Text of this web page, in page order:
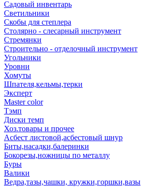
Садовый инвентарь
Светильники
Скобы для степлера
Столярно - слесарный инструмент
Стремянки
Строительно - отделочный инструмент
Угольники
Уровни
Хомуты
Шпателя,кельмы,терки
Эксперт
Master color
Тэмп
Диски темп
Хоз.товары и прочее
Асбест листовой,асбестовый шнур
Биты,насадки,балеринки
Бокорезы,ножницы по металлу
Буры
Валики
Ведра,тазы,чашки, кружки,горшки,вазы